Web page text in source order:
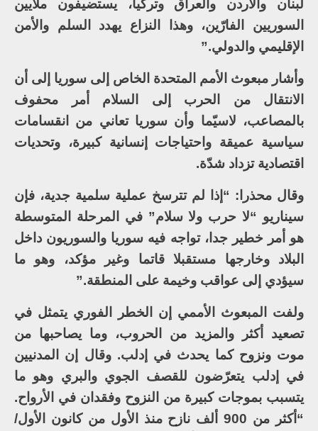
لبنان والأردن والعراق وتركيا، يستضيفون ملايين
السوريين الفارّين، وهذا النزاع يهدد السلم والأمن
الإقليمي والدولي.”
وأشار مبعوث الأمم المتحدة الخاص إلى سوريا إلى أن
الانتقال من الحرب إلى السلام أمر محفوف
بالمصاعب، لاسيّما وأن سوريا تعاني من انقسامات
سياسية عميقة واحتياجات إنسانية كبيرة، وتحديات
اقتصادية تزداد شدّة.
وقال محذرا: “إذا لم تترسخ عملية سلمية جدية، فإن
سيناريو “لا حرب ولا سلام” في المرحلة المتوسطة
هو أمر خطير جدا، تواجه فيه سوريا والسوريون داخل
البلاد وخارجها مستقبلا قاتما وغير مؤكد، وهو ما
سيؤدي إلى عواقب وخيمة على المنطقة.”
ولفت المبعوث الأممي إن الخطر الفوري يتمثل في
تصعيد أكثر والمزيد من الحروب، وما يصاحبها من
موت ونزوح كما يحدث في إدلب. وقال إن المدنيين
في إدلب يتعرّضون للقصف الجوي والبري وهو ما
يتسبب بموجات كبيرة من النزوح وفقدان في الأرواح.
“أكثر من 900 ألف نازح منذ الأول من كانون الأول/